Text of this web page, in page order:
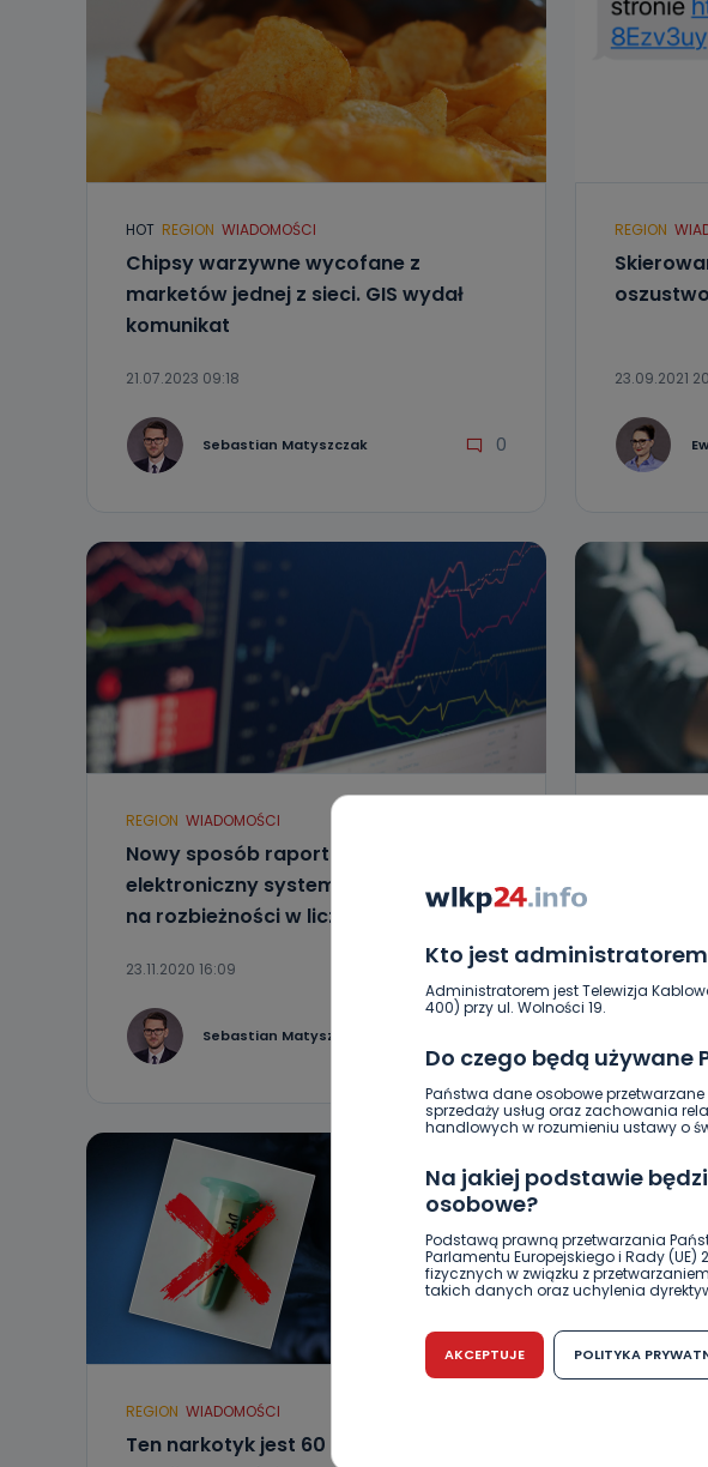
Kto jest
Administratorem jest Telewizja
400) przy ul. Wolności 19.
Do czego będą używane
Państwa dane osobowe
sprzedaży usług oraz zachowania
handlowych w rozumieniu ustawy o
Na jakiej podstawie
osobowe?
Podstawą prawną przetwarzania
Parlamentu Europejskiego i Rady
fizycznych w związku z
takich danych oraz uchylenia
Czy jest możliwość
Podanie danych osobowych jest
AKCEPTUJE POLITYKA
HOT REGION WIADOMOŚCI
Chipsy warzywne wycofane z
marketów jednej z sieci. GIS wydał
komunikat
21.07.2023 09:18
Sebastian Matyszczak 0
REGION
23.09.2021
REGION WIADOMOŚCI
Nowy sposób raportowania i
elektroniczny system. GIS odpowiada
na rozbieżności w liczbie zakażonych
23.11.2020 16:09
Sebastian Matyszczak
11.10.2020 13:13
REGION WIADOMOŚCI
Ten narkotyk jest 60 razy silniejszy od